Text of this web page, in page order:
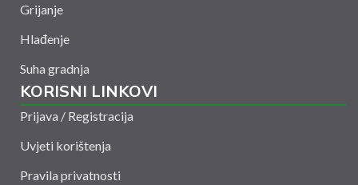
Grijanje
Hlađenje
Suha gradnja
KORISNI LINKOVI
Prijava / Registracija
Uvjeti korištenja
Pravila privatnosti